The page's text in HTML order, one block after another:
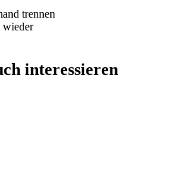
trennen
wieder
interessieren